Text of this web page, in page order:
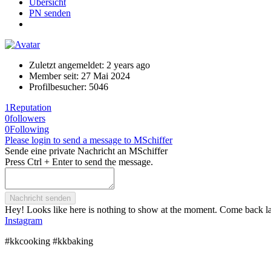
PN senden
Zuletzt angemeldet: 2 years ago
Member seit: 27 Mai 2024
Profilbesucher: 5046
1Reputation
0followers
0Following
Please login to send a message to MSchiffer
Sende eine private Nachricht an MSchiffer
Press Ctrl + Enter to send the message.
Hey! Looks like here is nothing to show at the moment. Come back
Instagram
#kkcooking #kkbaking